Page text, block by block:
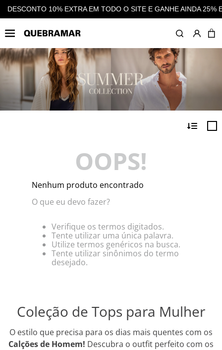
EM CASHBACK EM TODAS AS COMPRAS DESCONTO 10%
OOPS!
Nenhum produto encontrado
O que eu devo fazer?
Verifique os termos digitados.
Tente utilizar uma única palavra.
Utilize termos genéricos na busca.
Tente utilizar sinônimos do termo
desejado.
Coleção de Tops para Mulher
O estilo que precisa para os dias mais quentes com os
Calções de Homem! Descubra o outfit perfeito com os